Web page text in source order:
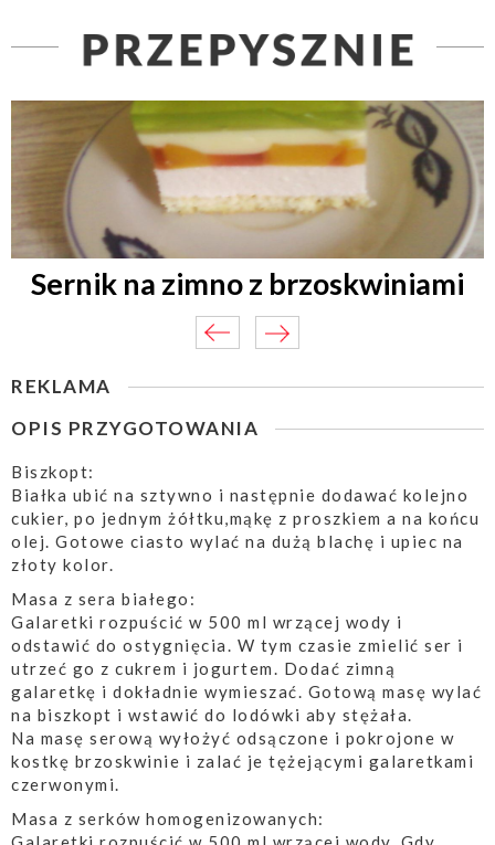
Sernik na zimno z brzoskwiniami
REKLAMA
OPIS PRZYGOTOWANIA
Biszkopt:
Białka ubić na sztywno i następnie dodawać kolejno
cukier, po jednym żółtku,mąkę z proszkiem a na końcu
olej. Gotowe ciasto wylać na dużą blachę i upiec na
złoty kolor.
Masa z sera białego:
Galaretki rozpuścić w 500 ml wrzącej wody i
odstawić do ostygnięcia. W tym czasie zmielić ser i
utrzeć go z cukrem i jogurtem. Dodać zimną
galaretkę i dokładnie wymieszać. Gotową masę wylać
na biszkopt i wstawić do lodówki aby stężała.
Na masę serową wyłożyć odsączone i pokrojone w
kostkę brzoskwinie i zalać je tężejącymi galaretkami
czerwonymi.
Masa z serków homogenizowanych: